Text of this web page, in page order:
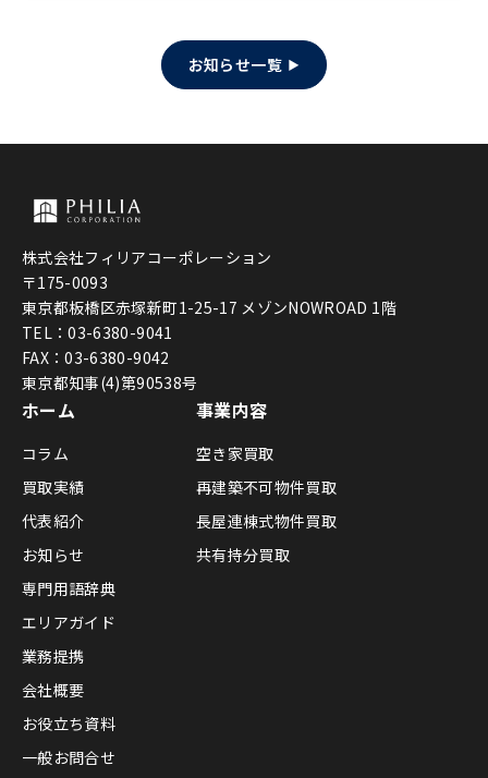
お知らせ一覧
株式会社フィリアコーポレーション
〒175-0093
東京都板橋区赤塚新町1-25-17 メゾンNOWROAD 1階
TEL：03-6380-9041
FAX：03-6380-9042
東京都知事(4)第90538号
ホーム
コラム
買取実績
代表紹介
お知らせ
専門用語辞典
エリアガイド
業務提携
会社概要
お役立ち資料
一般お問合せ
事業内容
空き家買取
再建築不可物件買取
長屋連棟式物件買取
共有持分買取